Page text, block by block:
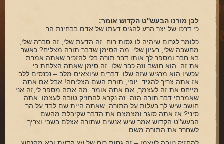
לכן מורנו הבעש''ט הקדוש אומר:
כי דרכו של יצר הרע להגיס דעתו של אדם בבחינת הַר.
כלומר לגרום שיהיה לו גסות רוח: זה הדעת שלי, זה סברה שלי,
מחשבה שלי, רעיון שלי. מה הסימן שדבר תורה מצליח? כאשר
בא חבר ומספר לך אותו דבר תורה בלי להזכיר שאתה אמרת
את זה. הוא חושב וזה כבר שלו. זה סימן שאתה הצלחת כי
עכשיו הוא מרגיש שזה שלו. דברים שיוצאים מלב – נכנסים ללב.
אז אתה צריך להגיד: יופי, תורת השם הצליחה! אבל אם אתה
מייחס את זה לעצמך, אם אתה אומר: מה אתה מספר לי,זה אני
שאמרתי דבר תורה הזה. זה נקרא להחזיק טובה לעצמו. אתה
חושב שיש לך בעלות על התורה, שאתה היית שם לבד על הר
סיני? אז אתה סוגר ומצמצם את הדבר שקיבלת מהשם.
הבעש''ט הקדוש אמר שיש אנשים שתורה אצלם בשבי וצריך
לשחרר את התורה משם.